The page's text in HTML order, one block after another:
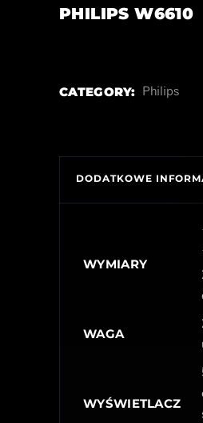
PHILIPS W6610
CATEGORY: Philips
DODATKOWE
WYMIARY
WAGA
WYŚWIETLACZ